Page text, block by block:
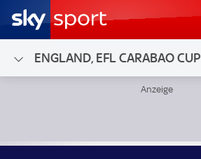
ENGLAND, EFL CARABAO CUP